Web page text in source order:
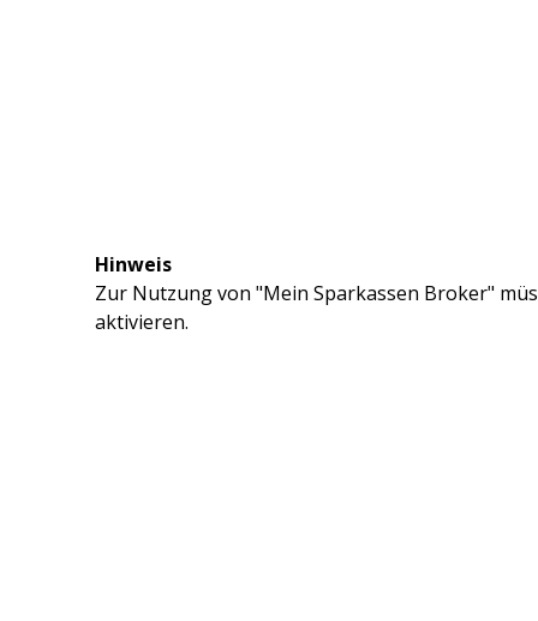
Hinweis
Zur Nutzung von "Mein Sparkassen Broker"
aktivieren.